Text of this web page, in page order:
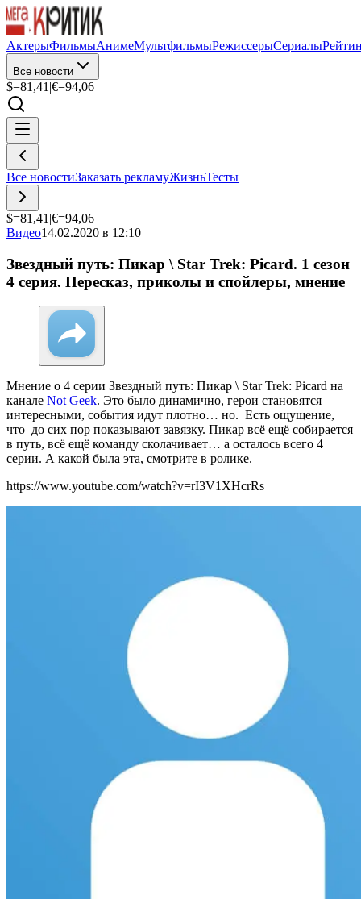
АктерыФильмыАнимеМультфильмыРежиссерыСериалы
Все новости
$=81,41 |€=94,06
Все новостиЗаказать рекламуЖизньТесты
$=81,41 |€=94,06
Видео14.02.2020 в 12:10
Звездный путь: Пикар \ Star Trek: Picard. 1 сезон
4 серия. Пересказ, приколы и спойлеры, мнение
Мнение о 4 серии Звездный путь: Пикар \ Star Trek: Picard на
канале Not Geek. Это было динамично, герои становятся
интересными, события идут плотно… но. Есть ощущение,
что до сих пор показывают завязку. Пикар всё ещё собирается
в путь, всё ещё команду сколачивает… а осталось всего 4
серии. А какой была эта, смотрите в ролике.
https://www.youtube.com/watch?v=rI3V1XHcrRs